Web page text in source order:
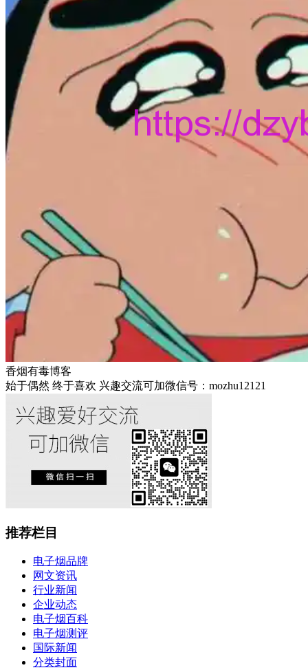
香烟有毒博客
始于偶然 终于喜欢 兴趣交流可加微信号：mozhu12121
推荐栏目
电子烟品牌
网文资讯
行业新闻
企业动态
电子烟百科
电子烟测评
国际新闻
分类封面